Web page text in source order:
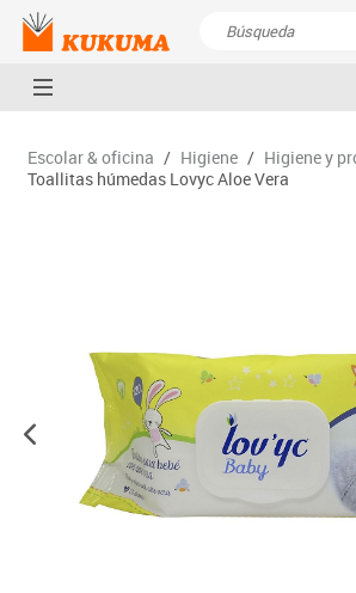
Escolar & oficina / Higiene / Higiene y
Toallitas húmedas Lovyc Aloe Vera